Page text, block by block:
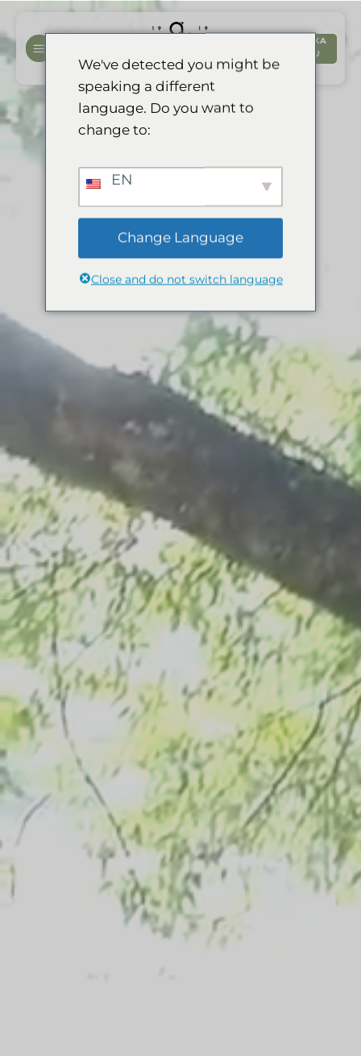
Hoppa
till
innehåll
BOKA
NU
We've detected you might be
speaking a different
language. Do you want to
change to:
EN
Change Language
Close and do not switch language